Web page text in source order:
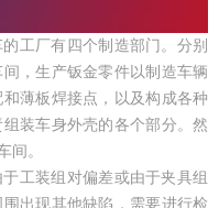
工厂有四个制造部门。分别
，生产钣金零件以制造车辆
薄板焊接点，以及构成各种
装车身外壳的各个部分。然
间。
工装组对偏差或由于夹具组
出现其他缺陷，需要进行检